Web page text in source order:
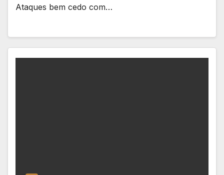
Ataques bem cedo com…